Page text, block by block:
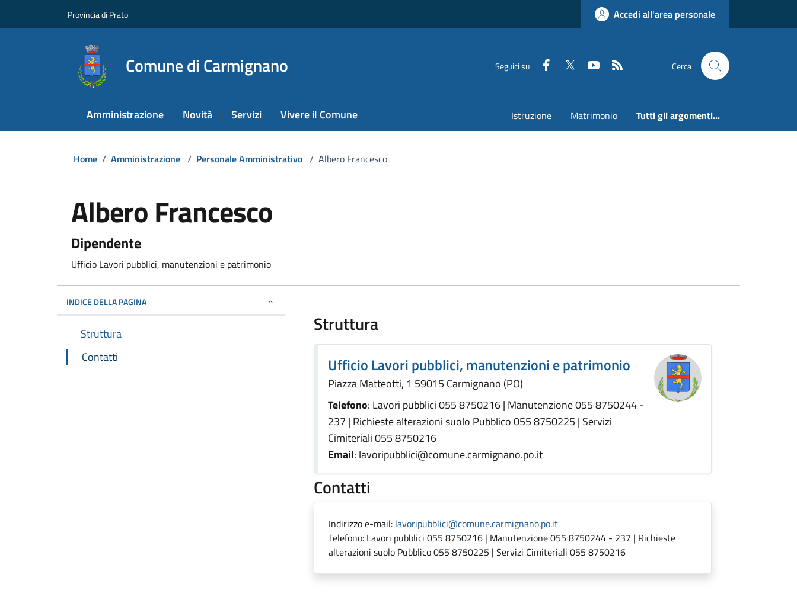
Provincia di Prato Accedi all'area personale
Comune di Carmignano Seguici su Faceboook
Twitter Youtube Cerca
Amministrazione Novità Servizi Vivere il Comune Istruzione Matrimonio Tutti gli argomenti...
Home / Amministrazione / Personale Amministrativo / Albero Francesco
Albero Francesco
Dipendente
Ufficio Lavori pubblici, manutenzioni e patrimonio
INDICE DELLA PAGINA
Struttura
Contatti
Struttura
Ufficio Lavori pubblici, manutenzioni e patrimonio
Piazza Matteotti, 1 59015 Carmignano (PO)
Telefono: Lavori pubblici 055 8750216 | Manutenzione 055 8750244 -
237 | Richieste alterazioni suolo Pubblico 055 8750225 | Servizi
Cimiteriali 055 8750216
Email: lavoripubblici@comune.carmignano.po.it
Contatti
Indirizzo e-mail: lavoripubblici@comune.carmignano.po.it
Telefono: Lavori pubblici 055 8750216 | Manutenzione 055 8750244 - 237 | Richieste
alterazioni suolo Pubblico 055 8750225 | Servizi Cimiteriali 055 8750216